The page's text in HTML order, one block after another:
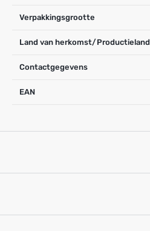
Verpakkingsgrootte
Land van herkomst/Productieland
Contactgegevens
EAN